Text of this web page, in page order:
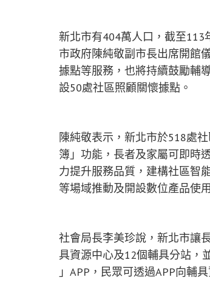
新北市有404萬人口，截至
市政府陳純敬副市長出席開館
據點等服務，也將持續鼓勵輔
設50處社區照顧關懷據點。
陳純敬表示，新北市於518處
簿」功能，長者及家屬可即時
力提升服務品質，建構社區智
等場域推動及開設數位產品使
社會局長李美珍說，新北市讓
具資源中心及12個輔具分站，
」APP，民眾可透過APP向輔